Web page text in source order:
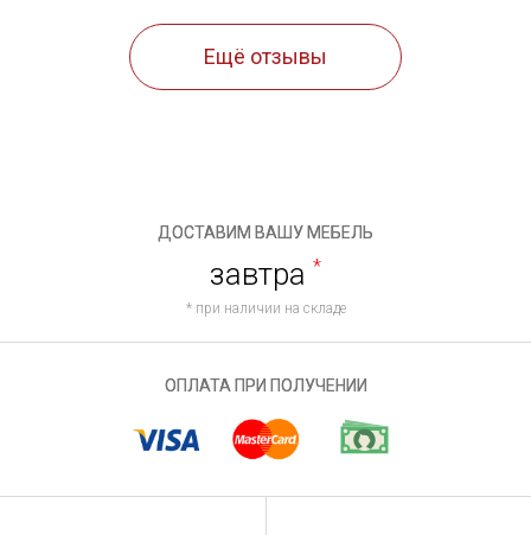
Ещё отзывы
ДОСТАВИМ ВАШУ МЕБЕЛЬ
завтра *
* при наличии на складе
ОПЛАТА ПРИ ПОЛУЧЕНИИ